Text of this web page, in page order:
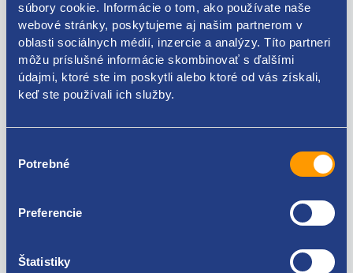
súbory cookie. Informácie o tom, ako používate naše
webové stránky, poskytujeme aj našim partnerom v
oblasti sociálnych médií, inzercie a analýzy. Títo partneri
môžu príslušné informácie skombinovať s ďalšími
údajmi, ktoré ste im poskytli alebo ktoré od vás získali,
keď ste používali ich služby.
súhlasu
Potrebné
Preferencie
Štatistiky
Použiteľné pre vozidlá
Fiat Palio
Za kvalitu ručíme!